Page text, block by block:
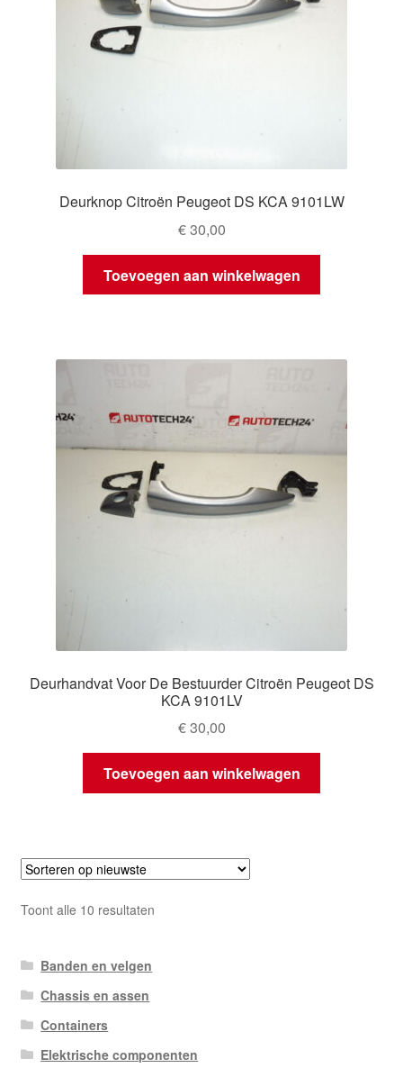
Deurknop Citroën Peugeot DS KCA 9101LW
€30,00
Toevoegen aan winkelwagen
Deurhandvat Voor De Bestuurder Citroën Peugeot DS
KCA 9101LV
€30,00
Toevoegen aan winkelwagen
Toont alle 10 resultatenGesorteerd
Banden en velgen
Chassis en assen
Containers
Elektrische componenten